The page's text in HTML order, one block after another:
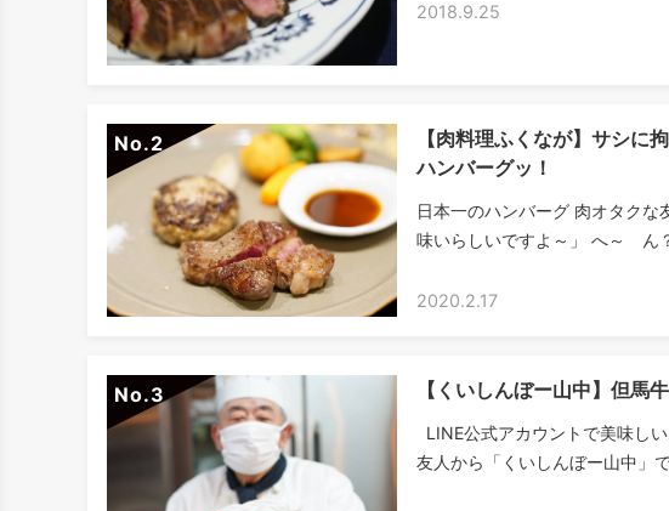
2018.9.25
No.
【肉料理ふくなが】サシに
ハンバーグッ！
日本一のハンバーグ 肉オタクな
味いらしいですよ～」 へ～
2020.2.17
No. 【くいしんぼー山中】但馬
LINE公式アカウントで美味
友人から「くいしんぼー山中」